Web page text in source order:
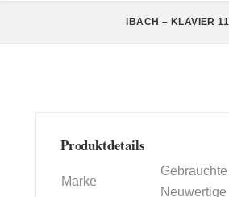
IBACH – KLAVIER
4.980,00 €
Produktdetails
Marke
Neuwertige